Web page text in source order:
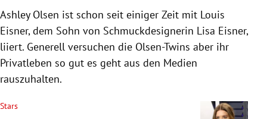
Ashley Olsen ist schon seit einiger Zeit mit Louis
Eisner, dem Sohn von Schmuckdesignerin Lisa Eisner,
liiert. Generell versuchen die Olsen-Twins aber ihr
Privatleben so gut es geht aus den Medien
rauszuhalten.
Stars